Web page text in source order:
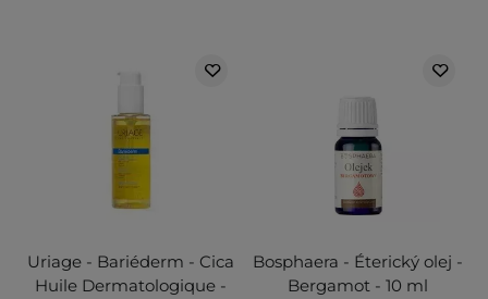
Uriage - Bariéderm - Cica
Huile Dermatologique -
Bosphaera - Éterický olej -
Bergamot - 10 ml